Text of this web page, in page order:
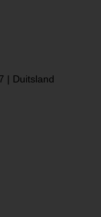
| Duitsland